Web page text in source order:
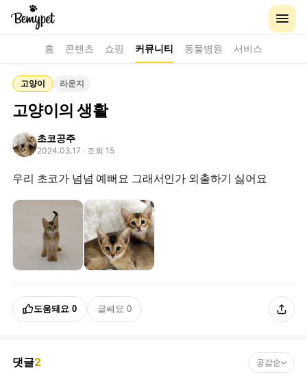
홈 콘텐츠 쇼핑 커뮤니티 동물병원 서비스
고양이 라운지
고양이의 생활
초코공주
2024.03.17 · 조회 15
도움돼요 0 글쎄요 0
댓글2 공감순